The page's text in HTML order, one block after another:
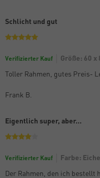
Schlicht und gut
Verifizierter Kauf Größe: 60 x
Toller Rahmen, gutes Preis-
Frank B.
Eigentlich super, aber…
Verifizierter Kauf Farbe: Eiche
Der Rahmen, den ich